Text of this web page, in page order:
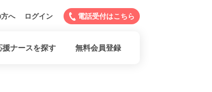
へ ログイン 電話受付はこちら
援ナースを探す 無料会員登録